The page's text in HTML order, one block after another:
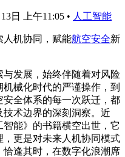
日 上午11:05 • 人工智能
人机协同，赋能航空安全新
发展，始终伴随着对风险
械化时代的严谨操作，到
全体系的每一次跃迁，都
术边界的深刻洞察。近
能》的书籍横空出世，它
更是对未来人机协同模式
逢其时，在数字化浪潮席